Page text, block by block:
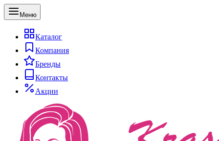
Меню
Каталог
Компания
Бренды
Контакты
Акции